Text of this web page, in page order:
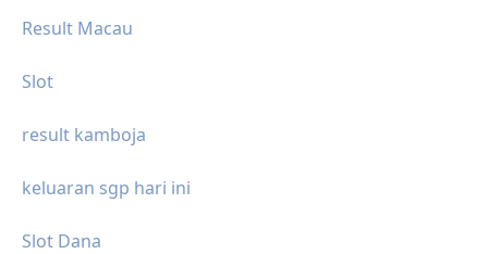
Result Macau
Slot
result kamboja
keluaran sgp hari ini
Slot Dana